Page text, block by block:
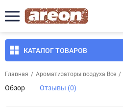
КАТАЛОГ ТОВАРОВ
Главная / Ароматизаторы воздуха Все /
Обзор Отзывы (0)